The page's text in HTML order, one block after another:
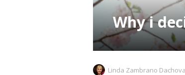
Why i
Linda Zambrano Dachova